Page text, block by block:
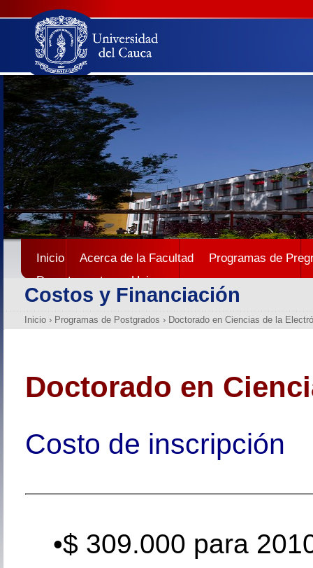
Inicio Acerca de la Facultad
Programas de
Departamentos
Unicauca
Costos y Financiación
Inicio › Programas de Postgrados › Doctorado en Ciencias de la
Doctorado en
•$ 309.000 para